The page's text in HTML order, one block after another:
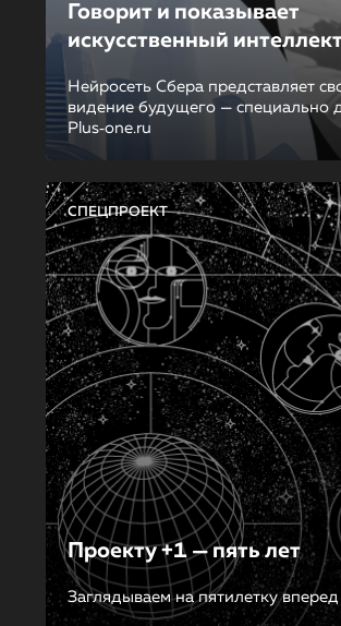
Говорит и показывает
искусственный
Нейросеть Сбера представляет
видение будущего — специально
Plus‑one.ru
СПЕЦПРОЕКТ
Проекту +1 — пять лет
Заглядываем на пятилетку вперед